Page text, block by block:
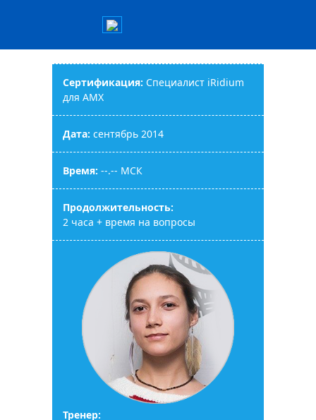
Cертификация: Специалист iRidium
для AMX
Дата: сентябрь 2014
Время: --.-- МСК
Продолжительность:
2 часа + время на вопросы
Тренер: